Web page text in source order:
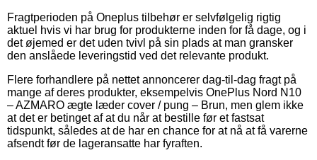
Fragtperioden på Oneplus tilbehør er selvfølgelig rigtig
aktuel hvis vi har brug for produkterne inden for få dage, og i
det øjemed er det uden tvivl på sin plads at man gransker
den anslåede leveringstid ved det relevante produkt.
Flere forhandlere på nettet annoncerer dag-til-dag fragt på
mange af deres produkter, eksempelvis OnePlus Nord N10
– AZMARO ægte læder cover / pung – Brun, men glem ikke
at det er betinget af at du når at bestille før et fastsat
tidspunkt, således at de har en chance for at nå at få varerne
afsendt før de lageransatte har fyraften.